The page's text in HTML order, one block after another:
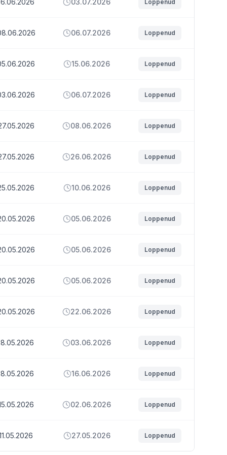
03.07.2026 Loppenud
06.07.2026 Loppenud
15.06.2026 Loppenud
06.07.2026 Loppenud
08.06.2026 Loppenud
26.06.2026 Loppenud
10.06.2026 Loppenud
05.06.2026 Loppenud
05.06.2026 Loppenud
05.06.2026 Loppenud
22.06.2026 Loppenud
03.06.2026 Loppenud
16.06.2026 Loppenud
02.06.2026 Loppenud
27.05.2026 Loppenud